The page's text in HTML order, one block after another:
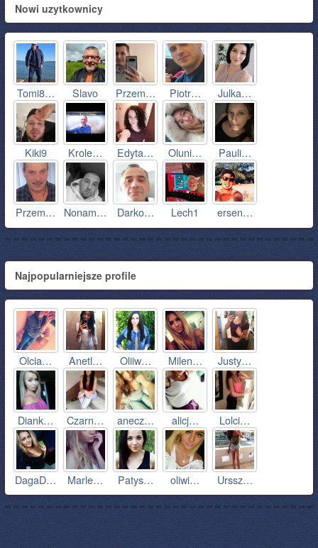
Nowi uzytkownicy
Tomi8… Slavo Przem… Piotr… Julka…
Kiki9 Krole… Edyta… Oluni… Pauli…
Przem… Nonam… Darko… Lech1 ersen…
Najpopularniejsze profile
Olcia… Anetl… Oliiw… Milen… Justy…
Diank… Czarn… anecz… alicj… Lolci…
DagaD… Marle… Patys… oliwi… Urssz…